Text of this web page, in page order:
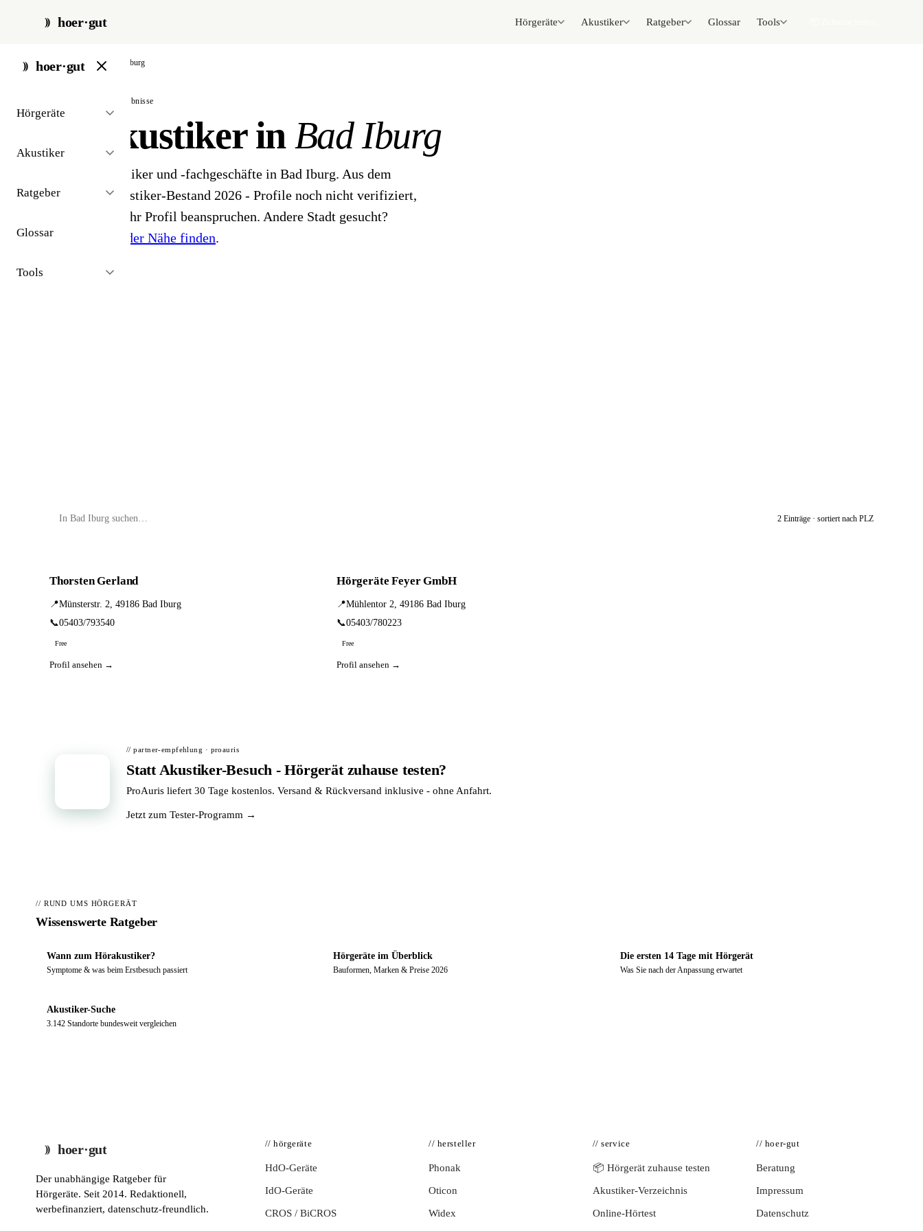
hoer·gut Hörgeräte Akustiker Ratgeber Glossar Tools
hoer·gut
Hörgeräte
Akustiker
Ratgeber
Glossar
Tools
start / akustiker / bad-iburg
// stadt · bad iburg · 2 ergebnisse
Hörakustiker inBad Iburg
2 Hörgeräteakustiker und -fachgeschäfte in Bad Iburg. Aus dem
öffentlichen Akustiker-Bestand 2026 - Profile noch nicht verifiziert,
Inhaber können ihr Profil beanspruchen. Andere Stadt gesucht?
Hörakustiker in der Nähe finden.
2 Einträge · sortiert nach PLZ
Thorsten Gerland
📍Münsterstr. 2, 49186 Bad Iburg
📞05403/793540
Free
Profil ansehen →
Hörgeräte Feyer GmbH
📍Mühlentor 2, 49186 Bad Iburg
📞05403/780223
Free
Profil ansehen →
// partner-empfehlung · proauris
Statt Akustiker-Besuch - Hörgerät zuhause testen?
ProAuris liefert 30 Tage kostenlos. Versand & Rückversand inklusive - ohne Anfahrt.
Jetzt zum Tester-Programm →
// RUND UMS HÖRGERÄT
Wissenswerte Ratgeber
Wann zum Hörakustiker?
Symptome & was beim Erstbesuch passiert
Hörgeräte im Überblick
Bauformen, Marken & Preise 2026
Die ersten 14 Tage mit Hörgerät
Was Sie nach der Anpassung erwartet
Akustiker-Suche
3.142 Standorte bundesweit vergleichen
hoer·gut
Der unabhängige Ratgeber für
Hörgeräte. Seit 2014. Redaktionell,
werbefinanziert, datenschutz-freundlich.
// hörgeräte
HdO-Geräte
IdO-Geräte
CROS / BiCROS
// hersteller
Phonak
Oticon
Widex
// service
📦 Hörgerät zuhause testen
Akustiker-Verzeichnis
Online-Hörtest
// hoer-gut
Beratung
Impressum
Datenschutz